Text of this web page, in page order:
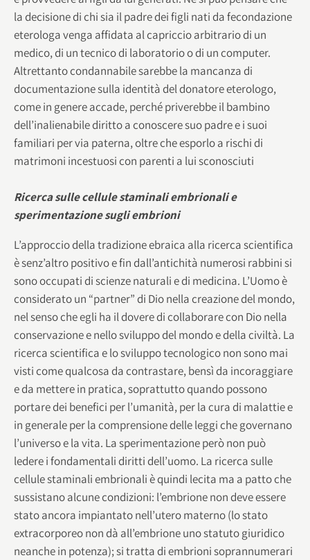
la decisione di chi sia il padre dei figli nati da fecondazione
eterologa venga affidata al capriccio arbitrario di un
medico, di un tecnico di laboratorio o di un computer.
Altrettanto condannabile sarebbe la mancanza di
documentazione sulla identità del donatore eterologo,
come in genere accade, perché priverebbe il bambino
dell’inalienabile diritto a conoscere suo padre e i suoi
familiari per via paterna, oltre che esporlo a rischi di
matrimoni incestuosi con parenti a lui sconosciuti
Ricerca sulle cellule staminali embrionali e
sperimentazione sugli embrioni
L’approccio della tradizione ebraica alla ricerca scientifica
è senz’altro positivo e fin dall’antichità numerosi rabbini si
sono occupati di scienze naturali e di medicina. L’Uomo è
considerato un “partner” di Dio nella creazione del mondo,
nel senso che egli ha il dovere di collaborare con Dio nella
conservazione e nello sviluppo del mondo e della civiltà. La
ricerca scientifica e lo sviluppo tecnologico non sono mai
visti come qualcosa da contrastare, bensì da incoraggiare
e da mettere in pratica, soprattutto quando possono
portare dei benefici per l’umanità, per la cura di malattie e
in generale per la comprensione delle leggi che governano
l’universo e la vita. La sperimentazione però non può
ledere i fondamentali diritti dell’uomo. La ricerca sulle
cellule staminali embrionali è quindi lecita ma a patto che
sussistano alcune condizioni: l’embrione non deve essere
stato ancora impiantato nell’utero materno (lo stato
extracorporeo non dà all’embrione uno statuto giuridico
neanche in potenza); si tratta di embrioni soprannumerari